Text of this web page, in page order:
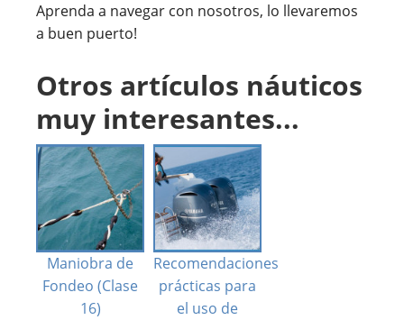
Aprenda a navegar con nosotros, lo llevaremos
a buen puerto!
Otros artículos náuticos
muy interesantes...
Maniobra de
Fondeo (Clase
16)
Recomendaciones
prácticas para
el uso de